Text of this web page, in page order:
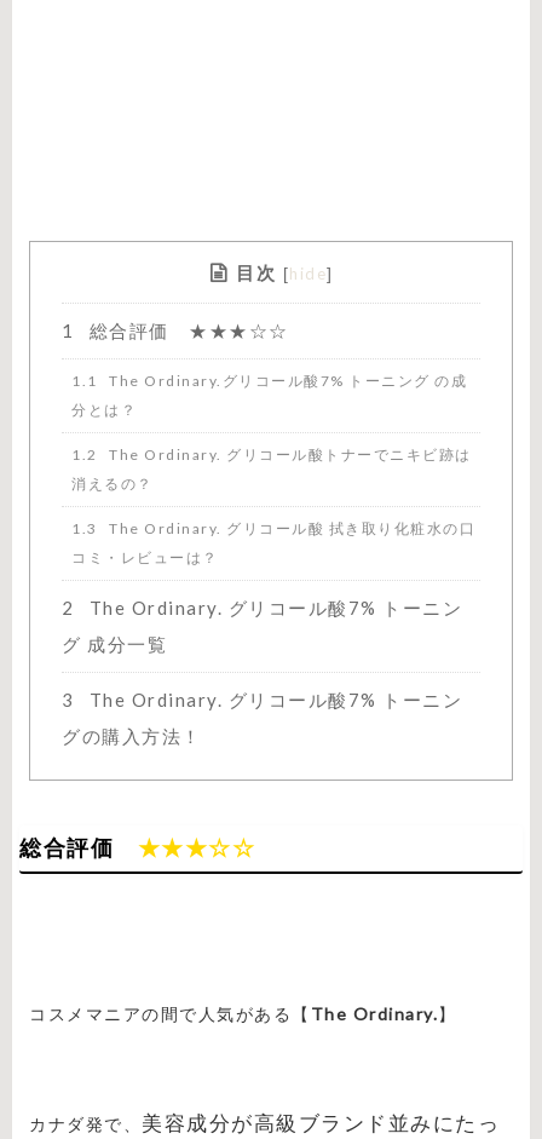
目次 [hide]
1 総合評価 ★★★☆☆
1.1
The Ordinary.グリコール酸7% トーニング の成
分とは？
1.2
The Ordinary. グリコール酸トナーでニキビ跡は
消えるの？
1.3
The Ordinary. グリコール酸 拭き取り化粧水の口
コミ・レビューは？
2
The Ordinary. グリコール酸7% トーニン
グ 成分一覧
3
The Ordinary. グリコール酸7% トーニン
グの購入方法！
総合評価 ★★★☆☆
コスメマニアの間で人気がある【 The Ordinary.】
カナダ発で、 美容成分が高級ブランド並みにたっ